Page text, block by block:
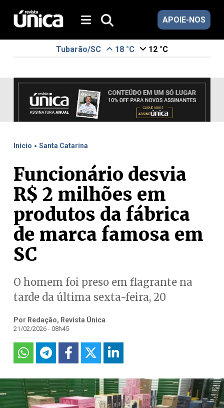
APOIE-NOS
Tubarão/SC 18 °C 12 °C
Início . Santa Catarina
Funcionário desvia
R$ 2 milhões em
produtos da fábrica
de marca famosa em
SC
O homem foi preso em flagrante na
tarde da última sexta-feira, 20
Por Redação, Revista Única
21/02/2026 - 08h45